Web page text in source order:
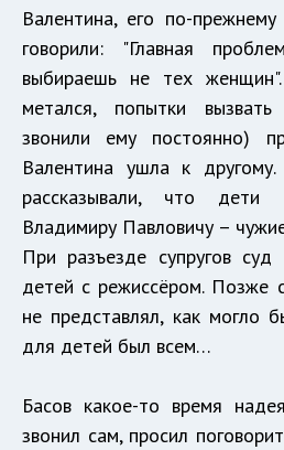
Валентина, его по-
говорили: "Главная
выбираешь не тех
метался, попытки
звонили ему постоянно)
Валентина ушла к
рассказывали, что дети
Владимиру Павловичу –
При разъезде супругов суд
детей с режиссёром. Позже
не представлял, как могло
для детей был всем…
Басов какое-то время
звонил сам, просил